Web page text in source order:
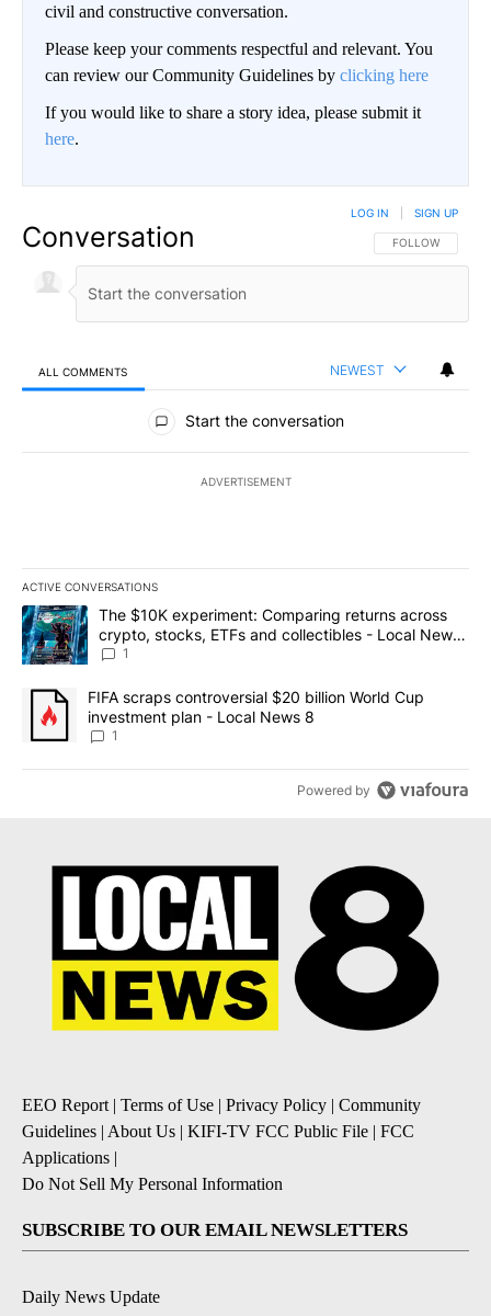
civil and constructive conversation.
Please keep your comments respectful and relevant. You
can review our Community Guidelines by clicking here
If you would like to share a story idea, please submit it
here.
Conversation FOLLOW THIS
FOLLOW
LOG IN SIGN UP
ALL COMMENTS NEWEST
All Comments
Start the conversation
ADVERTISEMENT
ACTIVE CONVERSATIONS
The following is a list of the most commented articles in the last
A trending article titled "The $10K experiment: Comparing
The $10K experiment: Comparing returns across
crypto, stocks, ETFs and collectibles - Local News
8
1
A trending article titled "FIFA scraps controversial $20 billion
FIFA scraps controversial $20 billion World Cup
investment plan - Local News 8
1
Powered by
EEO Report| Terms of Use | Privacy Policy | Community
Guidelines | About Us | KIFI-TV FCC Public File | FCC
Applications |
Do Not Sell My Personal Information
SUBSCRIBE TO OUR EMAIL NEWSLETTERS
Daily News Update